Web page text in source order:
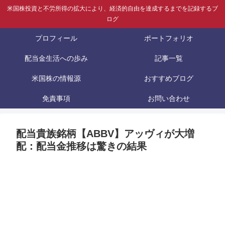
米国株投資と不労所得の拡大により、経済的自由を達成するまでを記録するブ
ログ
プロフィール ポートフォリオ
配当金生活への歩み 記事一覧
米国株の情報源 おすすめブログ
免責事項 お問い合わせ
配当貴族銘柄【ABBV】アッヴィが大増
配：配当金推移は驚きの結果